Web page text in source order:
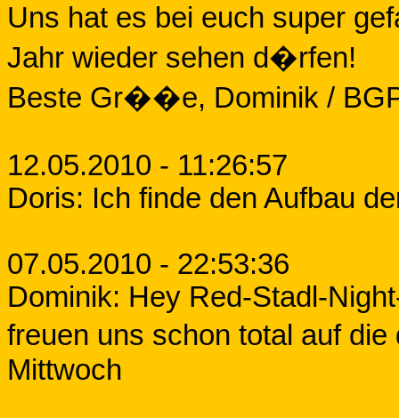
Uns hat es bei euch super
Jahr wieder sehen d�rfen!
Beste Gr��e, Dominik /
12.05.2010 - 11:26:57
Doris: Ich finde den Aufbau
07.05.2010 - 22:53:36
Dominik: Hey Red-Stadl-
freuen uns schon total auf
Mittwoch